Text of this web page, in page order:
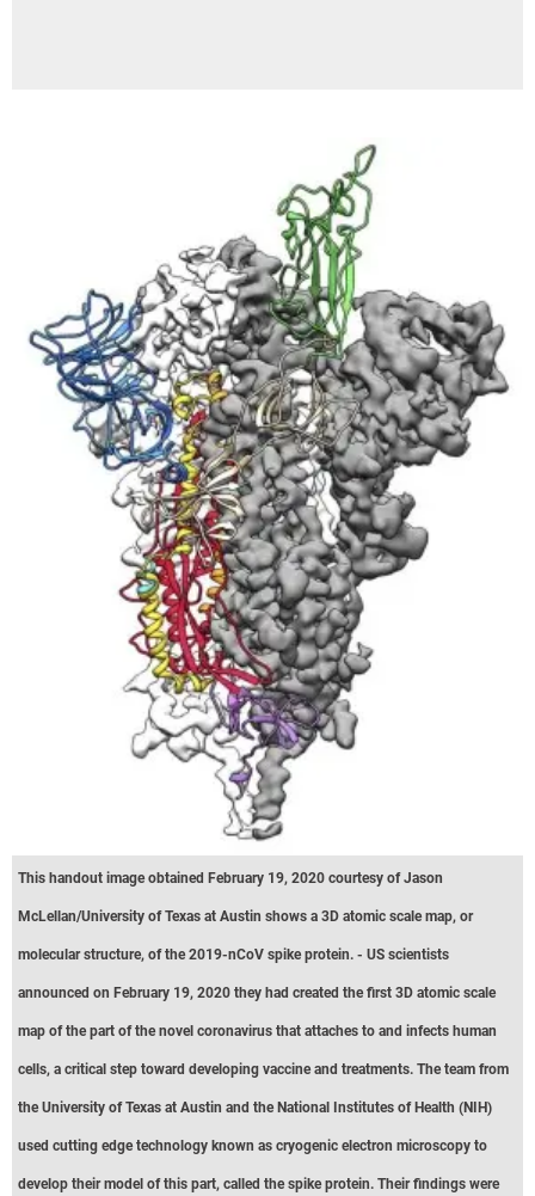
This handout image obtained February 19, 2020 courtesy of Jason
McLellan/University of Texas at Austin shows a 3D atomic scale map, or
molecular structure, of the 2019-nCoV spike protein. - US scientists
announced on February 19, 2020 they had created the first 3D atomic scale
map of the part of the novel coronavirus that attaches to and infects human
cells, a critical step toward developing vaccine and treatments. The team from
the University of Texas at Austin and the National Institutes of Health (NIH)
used cutting edge technology known as cryogenic electron microscopy to
develop their model of this part, called the spike protein. Their findings were